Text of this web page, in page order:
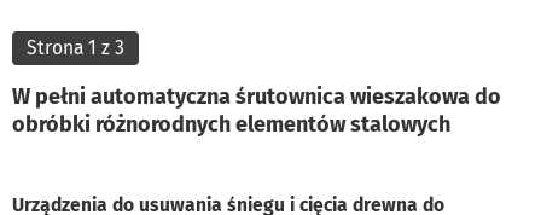
Strona 1 z 3
W pełni automatyczna śrutownica wieszakowa do
obróbki różnorodnych elementów stalowych
Urządzenia do usuwania śniegu i cięcia drewna do